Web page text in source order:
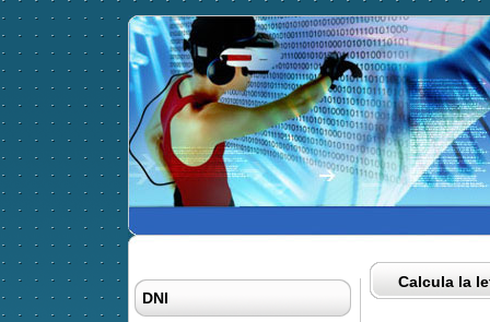
Calcula la
DNI